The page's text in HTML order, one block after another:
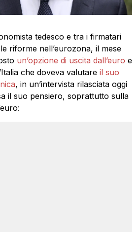
tedesco e tra i firmatari
riforme nell’eurozona, il mese
un’opzione di uscita dall’euro e
che doveva valutare il suo
, in un’intervista rilasciata oggi
il suo pensiero, soprattutto sulla